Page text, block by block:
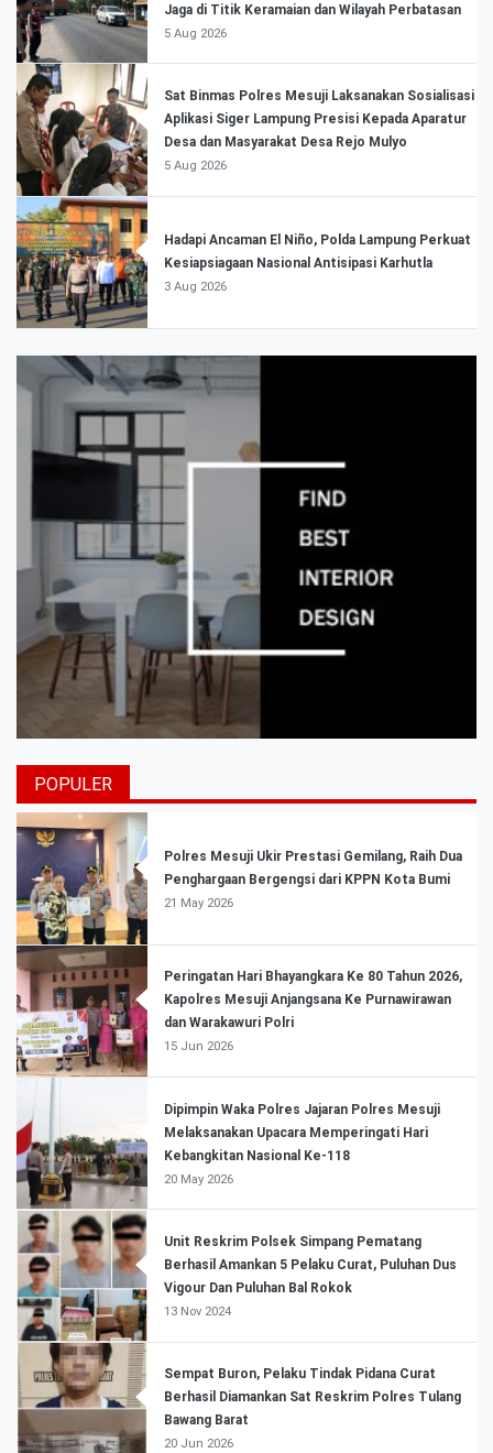
Jaga di Titik Keramaian dan Wilayah Perbatasan
5 Aug 2026
Sat Binmas Polres Mesuji Laksanakan Sosialisasi
Aplikasi Siger Lampung Presisi Kepada Aparatur
Desa dan Masyarakat Desa Rejo Mulyo
5 Aug 2026
Hadapi Ancaman El Niño, Polda Lampung Perkuat
Kesiapsiagaan Nasional Antisipasi Karhutla
3 Aug 2026
POPULER
Polres Mesuji Ukir Prestasi Gemilang, Raih Dua
Penghargaan Bergengsi dari KPPN Kota Bumi
21 May 2026
Peringatan Hari Bhayangkara Ke 80 Tahun 2026,
Kapolres Mesuji Anjangsana Ke Purnawirawan
dan Warakawuri Polri
15 Jun 2026
Dipimpin Waka Polres Jajaran Polres Mesuji
Melaksanakan Upacara Memperingati Hari
Kebangkitan Nasional Ke-118
20 May 2026
Unit Reskrim Polsek Simpang Pematang
Berhasil Amankan 5 Pelaku Curat, Puluhan Dus
Vigour Dan Puluhan Bal Rokok
13 Nov 2024
Sempat Buron, Pelaku Tindak Pidana Curat
Berhasil Diamankan Sat Reskrim Polres Tulang
Bawang Barat
20 Jun 2026